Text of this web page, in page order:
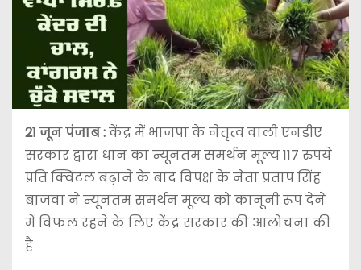
21 जून पंजाब :केंद्र में भाजपा के नेतृत्व वाली एनडीए
सरकार द्वारा धान का न्यूनतम समर्थन मूल्य 117 रुपये
प्रति क्विंटल बढ़ाने के बाद विपक्ष के नेता प्रताप सिंह
बाजवा ने न्यूनतम समर्थन मूल्य को कानूनी रूप देने
में विफल रहने के लिए केंद्र सरकार की आलोचना की
है